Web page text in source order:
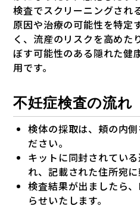
検査でスクリーニングされ
原因や治療の可能性を特定
く、流産のリスクを高めた
ぼす可能性のある隠れた健
用です。
不妊症検査の流れ
検体の採取は、頬の内
ださい。
キットに同封されてい
れ、記載された住所宛に
検査結果が出ましたら
らせいたします。